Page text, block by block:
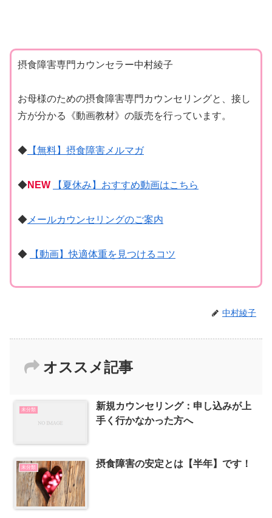
摂食障害専門カウンセラー中村綾子
お母様のための摂食障害専門カウンセリングと、接し
方が分かる《動画教材》の販売を行っています。
◆ 【無料】摂食障害メルマガ
◆NEW 【夏休み】おすすめ動画はこちら
◆ メールカウンセリングのご案内
◆ 【動画】快適体重を見つけるコツ
中村綾子
オススメ記事
未分類
新規カウンセリング：申し込みが上
手く行かなかった方へ
未分類 摂食障害の安定とは【半年】です！